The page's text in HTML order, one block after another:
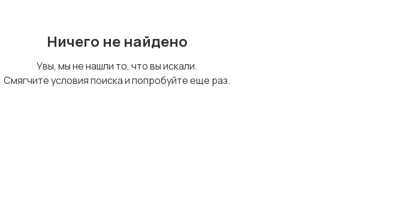
Ничего не найдено
Увы, мы не нашли то, что вы искали.
Смягчите условия поиска и попробуйте еще раз.